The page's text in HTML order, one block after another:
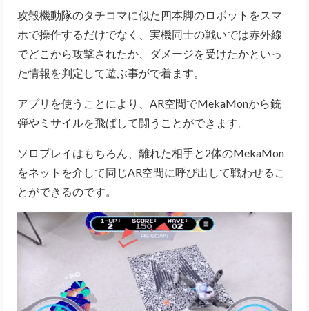
攻殻機動隊のタチコマに似た四本脚のロボットをスマ
ホで操作するだけでなく、実機同士の戦いでは赤外線
でどこから攻撃されたか、ダメージを受けたかといっ
た情報を判定して遊ぶ事がで着ます。
アプリを使うことにより、AR空間でMekaMonから銃
弾やミサイルを飛ばして闘うことができます。
ソロプレイはもちろん、離れた相手と2体のMekaMon
をネットを介して同じAR空間に呼び出して戦わせるこ
とができるのです。